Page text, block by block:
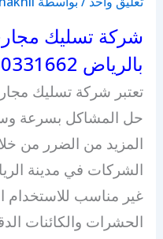
شركة تسليك
بالرياض 0500331662
تعتبر شركة تسليك
حل المشاكل بسرعة
المزيد من الضرر من
الشركات في مدينة
غير مناسب للاستخدام
الحشرات والكائنات